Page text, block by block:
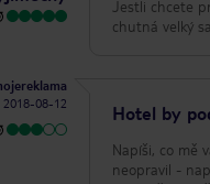
Jestli chcete
chutná velký
2018-08-12
Hotel by
Napíši, co mě
neopravil -